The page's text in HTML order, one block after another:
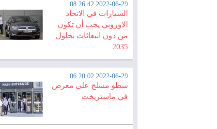
2022-06-29 08:26:42
السيارات في الاتحاد
الاوروبي يجب أن تكون
من دون انبعاثات بحلول
2035
2022-06-29 06:20:02
سطو مسلح على معرض
في ماستريخت